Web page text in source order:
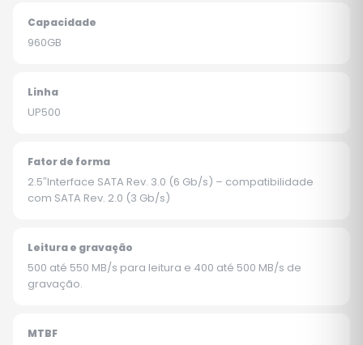
Capacidade
960GB
Linha
UP500
Fator de forma
2.5″Interface SATA Rev. 3.0 (6 Gb/s) – compatibilidade
com SATA Rev. 2.0 (3 Gb/s)
Leitura e gravação
500 até 550 MB/s para leitura e 400 até 500 MB/s de
gravação.
MTBF